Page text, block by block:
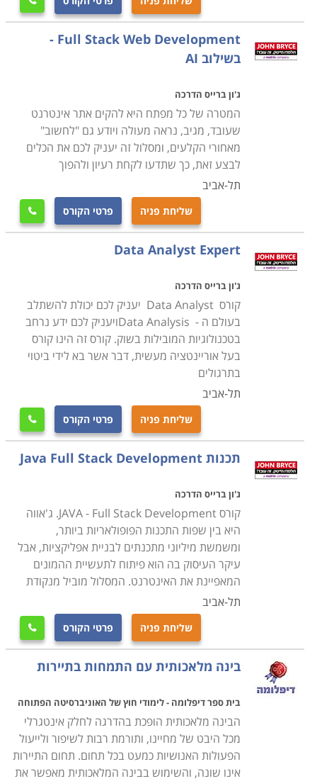
Full Stack Web Development -
בשילוב AI
ג'ון ברייס הדרכה
המטרה של כל מפתח היא להקים אתר אינטרנט
שעובד, מגיב, נראה מעולה ויודע גם "לחשוב"
מאחורי הקלעים, ומסלול זה יעניק לכם את הכלים
לבצע זאת, כך שתדעו לקחת רעיון ולהפוך
תל-אביב
שליחת פניה פרטי הקורס 
Data Analyst Expert
ג'ון ברייס הדרכה
קורס Data Analyst יעניק לכם יכולת להשתלב
בעולם ה - Data Analysisויעניק לכם ידע נרחב
בטכנולוגיות המובילות בשוק. קורס זה הינו קורס
בעל אוריינטציה מעשית, דבר אשר בא לידי ביטוי
בתרגולים
תל-אביב
שליחת פניה פרטי הקורס 
תכנות Java Full Stack Development
ג'ון ברייס הדרכה
קורס JAVA - Full Stack Development. ג'אווה
היא בין שפות התכנות הפופולאריות ביותר,
ומשמשת מיליוני מתכנתים לבניית אפליקציות, אבל
עיקר העיסוק בה הוא פיתוח לתעשיית ההמונים
המאפיינת את האינטרנט. המסלול מוביל מנקודת
תל-אביב
שליחת פניה פרטי הקורס 
בינה מלאכותית עם התמחות בתיירות
בית ספר דיפלומה - לימודי חוץ של האוניברסיטה הפתוחה
הבינה מלאכותית הופכת בהדרגה לחלק אינטגרלי
מכל היבט של מחיינו, ותורמת רבות לשיפור ולייעול
הפעולות האנושיות כמעט בכל תחום. תחום התיירות
אינו שונה, והשימוש בבינה המלאכותית מאפשר את